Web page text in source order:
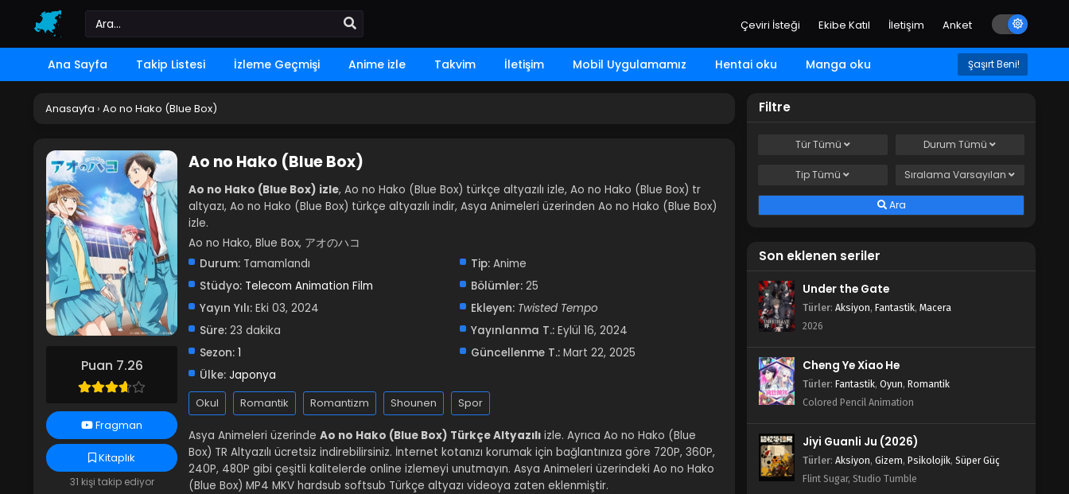
Çeviri İsteği Ekibe Katıl İletişim Anket
Ana Sayfa Takip Listesi İzleme Geçmişi Anime izle Takvim İletişim Mobil Uygulamamız Hentai oku Manga oku Şaşırt Beni!
Anasayfa › Ao no Hako (Blue Box)
Puan 7.26
Fragman
Kitaplık
31 kişi takip ediyor
Ao no Hako (Blue Box)
Ao no Hako (Blue Box) izle, Ao no Hako (Blue Box) türkçe altyazılı izle, Ao no Hako (Blue Box) tr
altyazı, Ao no Hako (Blue Box) türkçe altyazılı indir, Asya Animeleri üzerinden Ao no Hako (Blue Box)
izle.
Ao no Hako, Blue Box, アオのハコ
Durum: Tamamlandı
Stüdyo: Telecom Animation Film
Yayın Yılı: Eki 03, 2024
Süre: 23 dakika
Sezon: 1
Ülke: Japonya
Tip:Anime
Bölümler:25
Ekleyen: Twisted Tempo
Yayınlanma T.: Eylül 16, 2024
Güncellenme T.: Mart 22, 2025
Okul Romantik Romantizm Shounen Spor
Asya Animeleri üzerinde Ao no Hako (Blue Box) Türkçe Altyazılı izle. Ayrıca Ao no Hako (Blue
Box) TR Altyazılı ücretsiz indirebilirsiniz. İnternet kotanızı korumak için bağlantınıza göre 720P, 360P,
240P, 480P gibi çeşitli kalitelerde online izlemeyi unutmayın. Asya Animeleri üzerindeki Ao no Hako
(Blue Box) MP4 MKV hardsub softsub Türkçe altyazı videoya zaten eklenmiştir.
Filtre
TürTümü DurumTümü
TipTümü SıralamaVarsayılan
Ara
Son eklenen seriler
Under the Gate
Türler: Aksiyon, Fantastik, Macera
2026
Cheng Ye Xiao He
Türler: Fantastik, Oyun, Romantik
Colored Pencil Animation
Jiyi Guanli Ju (2026)
Türler: Aksiyon, Gizem, Psikolojik, Süper Güç
Flint Sugar, Studio Tumble